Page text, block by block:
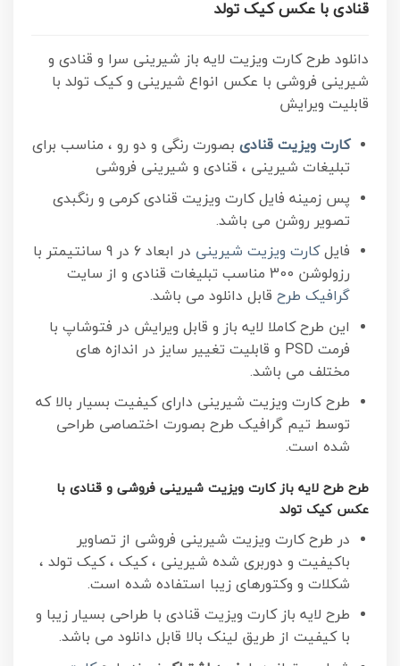
قنادی با عکس کیک تولد
دانلود طرح کارت ویزیت لایه باز شیرینی سرا و قنادی و
شیرینی فروشی با عکس انواع شیرینی و کیک تولد با
قابلیت ویرایش
کارت ویزیت قنادیبصورت رنگی و دو رو ، مناسب برای
تبلیغات شیرینی ، قنادی و شیرینی فروشی
پس زمینه فایل کارت ویزیت قنادی کرمی و رنگبدی
تصویر روشن می باشد.
فایلکارت ویزیت شیرینی
در ابعاد 6 در 9 سانتیمتر با
رزولوشن 300 مناسب تبلیغات قنادی و از سایت
گرافیک طرحقابل دانلود می باشد.
این طرح کاملا لایه باز و قابل ویرایش در فتوشاپ با
فرمت PSD و قابلیت تغییر سایز در اندازه های
مختلف می باشد.
طرح کارت ویزیت شیرینی دارای کیفیت بسیار بالا که
توسط تیم گرافیک طرح بصورت اختصاصی طراحی
شده است.
طرح طرح لایه باز کارت ویزیت شیرینی فروشی و قنادی با
عکس کیک تولد
در طرح کارت ویزیت شیرینی فروشی از تصاویر
باکیفیت و دوربری شده شیرینی ، کیک ، کیک تولد ،
شکلات و وکتورهای زیبا استفاده شده است.
طرح لایه باز کارت ویزیت قنادی با طراحی بسیار زیبا و
با کیفیت از طریق لینک بالا قابل دانلود می باشد.